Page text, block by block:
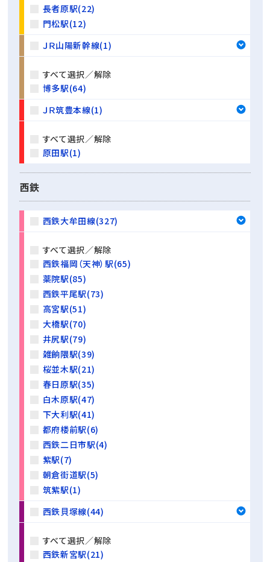
長者原駅(22)
門松駅(12)
ＪＲ山陽新幹線(1)
すべて選択／解除
博多駅(64)
ＪＲ筑豊本線(1)
すべて選択／解除
原田駅(1)
西鉄
西鉄大牟田線(327)
すべて選択／解除
西鉄福岡（天神）駅(65)
薬院駅(85)
西鉄平尾駅(73)
高宮駅(51)
大橋駅(70)
井尻駅(79)
雑餉隈駅(39)
桜並木駅(21)
春日原駅(35)
白木原駅(47)
下大利駅(41)
都府楼前駅(6)
西鉄二日市駅(4)
紫駅(7)
朝倉街道駅(5)
筑紫駅(1)
西鉄貝塚線(44)
すべて選択／解除
西鉄新宮駅(21)